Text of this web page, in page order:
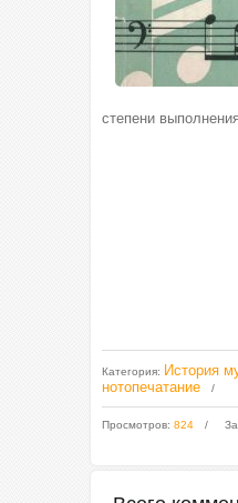
степени
Категория: История
нотопечатание
Просмотров: 824